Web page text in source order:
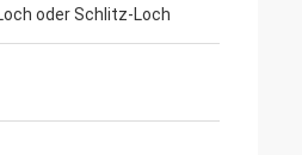
oder Schlitz-Loch